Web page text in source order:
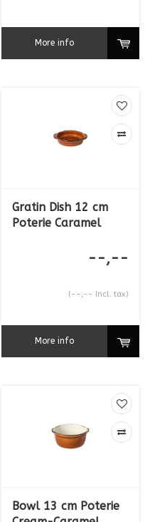
More info
Gratin Dish 12 cm
Poterie Caramel
--,--
(--,-- Incl. tax)
More info
Bowl 13 cm Poterie